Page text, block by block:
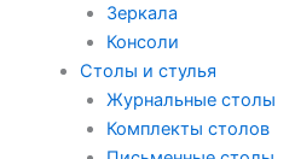
Зеркала
Консоли
Столы и стулья
Журнальные столы
Комплекты столов